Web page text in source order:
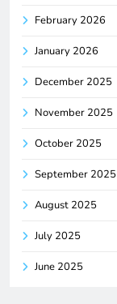
February 2026
January 2026
December 2025
November 2025
October 2025
September 2025
August 2025
July 2025
June 2025